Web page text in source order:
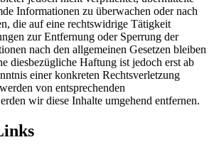
Informationen zu überwachen oder nach
die auf eine rechtswidrige Tätigkeit
zur Entfernung oder Sperrung der
nach den allgemeinen Gesetzen bleiben
diesbezügliche Haftung ist jedoch erst ab
einer konkreten Rechtsverletzung
von entsprechenden
wir diese Inhalte umgehend entfernen.